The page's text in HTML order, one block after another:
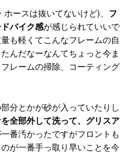
ースは抜いてないけど)、 フ
バイク感が感じられていいで
も軽くてこんなフレームの自
んだなーなんてちょっと今ま
レームの掃除、コーティング
分とかが砂が入っていたりし
全部外して洗って、グリスア
番汚かったですがフロントも
が一番手っ取り早いことを今